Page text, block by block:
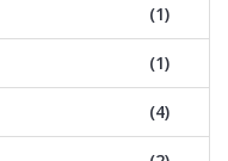
(1)
(1)
(4)